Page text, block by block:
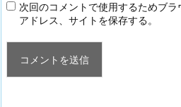
次回のコメントで使用するためブ
アドレス、サイトを保存する。